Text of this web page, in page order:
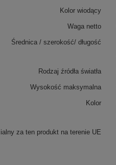
za ten produkt na terenie UE
Kolor wiodący
Waga netto
Średnica / szerokość/ długość
Rodzaj źródła światła
Wysokość maksymalna
Kolor